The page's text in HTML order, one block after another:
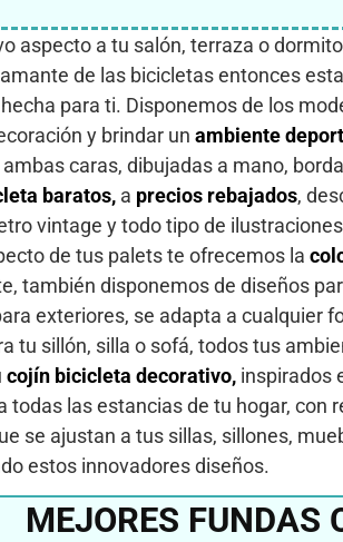
aspecto a tu salón, terraza o
de las bicicletas entonces
para ti. Disponemos de los
y brindar un ambiente
caras, dibujadas a mano,
baratos, a precios rebajados,
vintage y todo tipo de
de tus palets te ofrecemos la
también disponemos de diseños
exteriores, se adapta a cualquier
tu sillón, silla o sofá, todos tus
cojín bicicleta decorativo, inspirados
todas las estancias de tu hogar, con
se ajustan a tus sillas, sillones,
estos innovadores diseños.
MEJORES FUNDAS